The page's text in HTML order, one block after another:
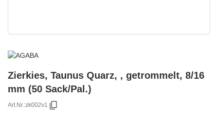
Zierkies, Taunus Quarz, , getrommelt, 8/16
mm (50 Sack/Pal.)
Art.Nr.:zk002v1